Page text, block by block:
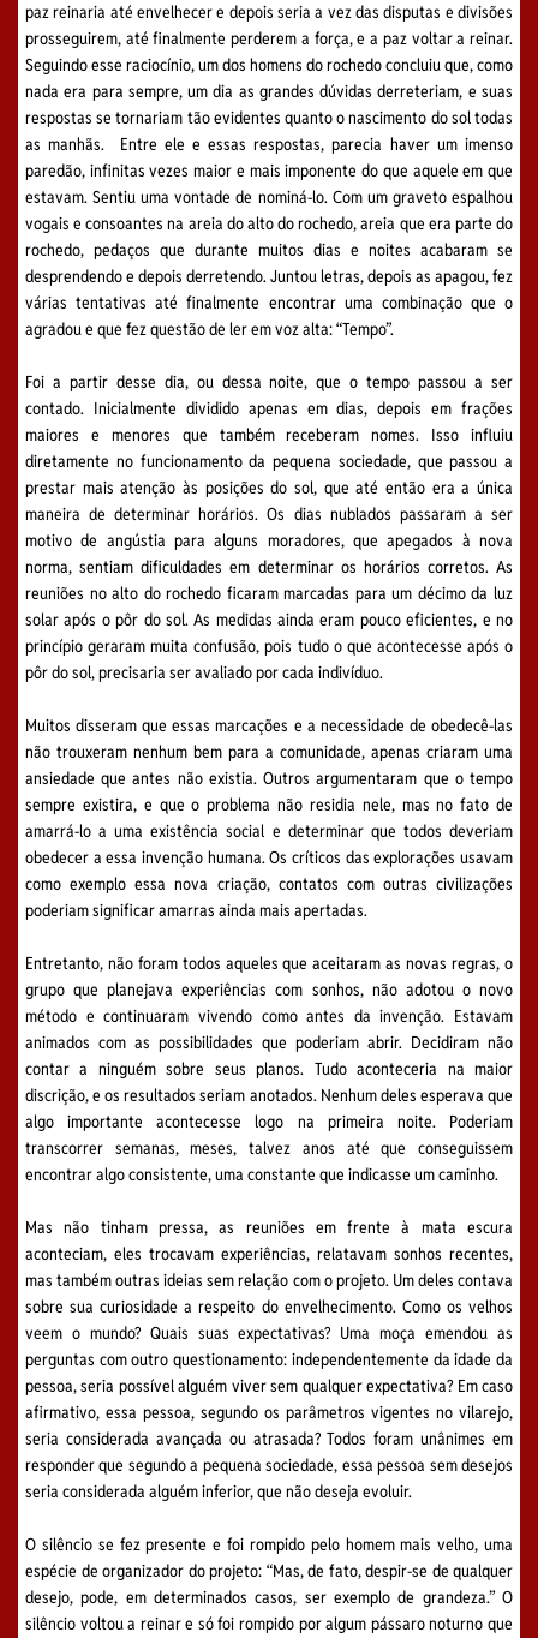
paz reinaria até envelhecer e depois seria a vez das disputas e divisões
prosseguirem, até finalmente perderem a força, e a paz voltar a reinar.
Seguindo esse raciocínio, um dos homens do rochedo concluiu que, como
nada era para sempre, um dia as grandes dúvidas derreteriam, e suas
respostas se tornariam tão evidentes quanto o nascimento do sol todas
as manhãs. Entre ele e essas respostas, parecia haver um imenso
paredão, infinitas vezes maior e mais imponente do que aquele em que
estavam. Sentiu uma vontade de nominá-lo. Com um graveto espalhou
vogais e consoantes na areia do alto do rochedo, areia que era parte do
rochedo, pedaços que durante muitos dias e noites acabaram se
desprendendo e depois derretendo. Juntou letras, depois as apagou, fez
várias tentativas até finalmente encontrar uma combinação que o
agradou e que fez questão de ler em voz alta: “Tempo”.
Foi a partir desse dia, ou dessa noite, que o tempo passou a ser
contado. Inicialmente dividido apenas em dias, depois em frações
maiores e menores que também receberam nomes. Isso influiu
diretamente no funcionamento da pequena sociedade, que passou a
prestar mais atenção às posições do sol, que até então era a única
maneira de determinar horários. Os dias nublados passaram a ser
motivo de angústia para alguns moradores, que apegados à nova
norma, sentiam dificuldades em determinar os horários corretos. As
reuniões no alto do rochedo ficaram marcadas para um décimo da luz
solar após o pôr do sol. As medidas ainda eram pouco eficientes, e no
princípio geraram muita confusão, pois tudo o que acontecesse após o
pôr do sol, precisaria ser avaliado por cada indivíduo.
Muitos disseram que essas marcações e a necessidade de obedecê-las
não trouxeram nenhum bem para a comunidade, apenas criaram uma
ansiedade que antes não existia. Outros argumentaram que o tempo
sempre existira, e que o problema não residia nele, mas no fato de
amarrá-lo a uma existência social e determinar que todos deveriam
obedecer a essa invenção humana. Os críticos das explorações usavam
como exemplo essa nova criação, contatos com outras civilizações
poderiam significar amarras ainda mais apertadas.
Entretanto, não foram todos aqueles que aceitaram as novas regras, o
grupo que planejava experiências com sonhos, não adotou o novo
método e continuaram vivendo como antes da invenção. Estavam
animados com as possibilidades que poderiam abrir. Decidiram não
contar a ninguém sobre seus planos. Tudo aconteceria na maior
discrição, e os resultados seriam anotados. Nenhum deles esperava que
algo importante acontecesse logo na primeira noite. Poderiam
transcorrer semanas, meses, talvez anos até que conseguissem
encontrar algo consistente, uma constante que indicasse um caminho.
Mas não tinham pressa, as reuniões em frente à mata escura
aconteciam, eles trocavam experiências, relatavam sonhos recentes,
mas também outras ideias sem relação com o projeto. Um deles contava
sobre sua curiosidade a respeito do envelhecimento. Como os velhos
veem o mundo? Quais suas expectativas? Uma moça emendou as
perguntas com outro questionamento: independentemente da idade da
pessoa, seria possível alguém viver sem qualquer expectativa? Em caso
afirmativo, essa pessoa, segundo os parâmetros vigentes no vilarejo,
seria considerada avançada ou atrasada? Todos foram unânimes em
responder que segundo a pequena sociedade, essa pessoa sem desejos
seria considerada alguém inferior, que não deseja evoluir.
O silêncio se fez presente e foi rompido pelo homem mais velho, uma
espécie de organizador do projeto: “Mas, de fato, despir-se de qualquer
desejo, pode, em determinados casos, ser exemplo de grandeza.” O
silêncio voltou a reinar e só foi rompido por algum pássaro noturno que